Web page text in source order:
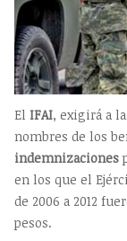
El IFAI, exigirá a
nombres de los
indemnizaciones
en los que el
de 2006 a 2012
pesos.